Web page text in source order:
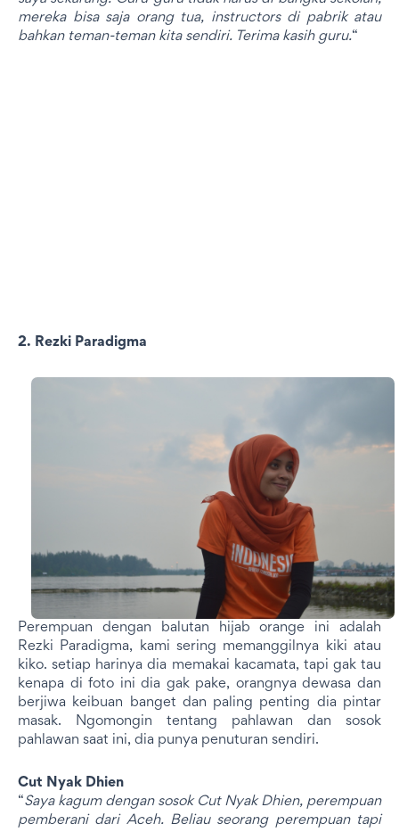
mereka bisa saja orang tua, instructors di pabrik atau
bahkan teman-teman kita sendiri. Terima kasih guru.“
2. Rezki Paradigma
Perempuan dengan balutan hijab orange ini adalah
Rezki Paradigma, kami sering memanggilnya kiki atau
kiko. setiap harinya dia memakai kacamata, tapi gak tau
kenapa di foto ini dia gak pake, orangnya dewasa dan
berjiwa keibuan banget dan paling penting dia pintar
masak. Ngomongin tentang pahlawan dan sosok
pahlawan saat ini, dia punya penuturan sendiri.
Cut Nyak Dhien
“Saya kagum dengan sosok Cut Nyak Dhien, perempuan
pemberani dari Aceh. Beliau seorang perempuan tapi